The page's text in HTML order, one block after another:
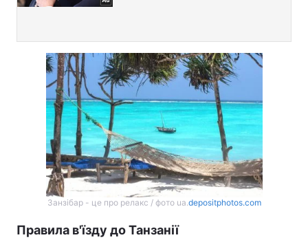
Занзібар - це про релакс / фото ua.depositphotos.com
Правила в'їзду до Танзанії